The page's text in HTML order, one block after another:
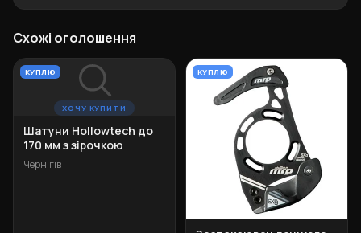
Схожі оголошення
ХОЧУ КУПИТИ
КУПЛЮ
Шатуни Hollowtech до
170 мм з зірочкою
Чернігів
КУПЛЮ